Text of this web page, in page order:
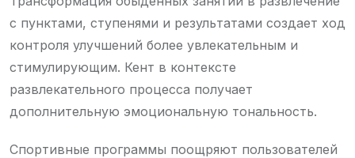
с пунктами, ступенями и результатами создает ход
контроля улучшений более увлекательным и
стимулирующим. Кент в контексте
развлекательного процесса получает
дополнительную эмоциональную тональность.
Спортивные программы поощряют пользователей